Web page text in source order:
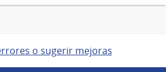
o sugerir mejoras